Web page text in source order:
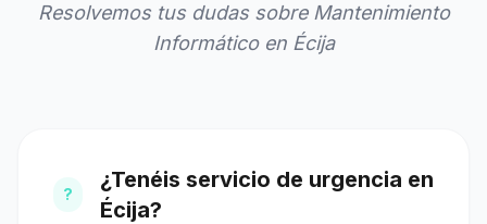
Resolvemos tus dudas sobre Mantenimiento
Informático en Écija
?
¿Tenéis servicio de urgencia en
Écija?